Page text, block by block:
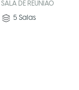
SALA DE REUNIAO
5 Salas